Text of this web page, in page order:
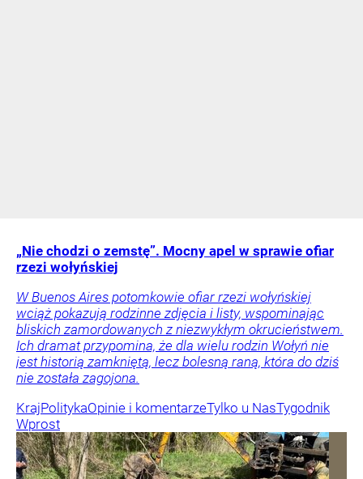
„Nie chodzi o zemstę”. Mocny apel w sprawie ofiar
rzezi wołyńskiej
W Buenos Aires potomkowie ofiar rzezi wołyńskiej
wciąż pokazują rodzinne zdjęcia i listy, wspominając
bliskich zamordowanych z niezwykłym okrucieństwem.
Ich dramat przypomina, że dla wielu rodzin Wołyń nie
jest historią zamkniętą, lecz bolesną raną, która do dziś
nie została zagojona.
KrajPolitykaOpinie i komentarzeTylko u NasTygodnik
Wprost